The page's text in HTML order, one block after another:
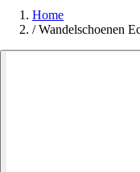
Home
/ Wandelschoenen